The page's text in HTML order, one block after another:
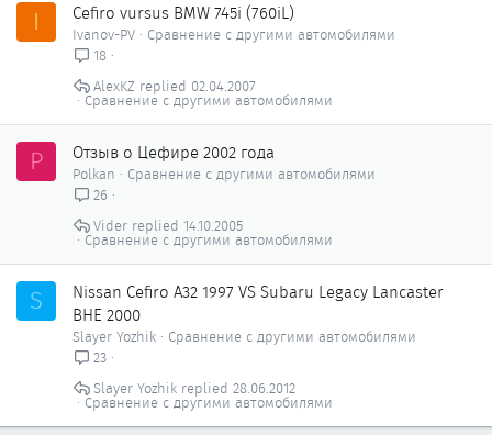
I Cefiro vursus BMW 745i (760iL)
Ivanov-PV
Сравнение с другими автомобилями
18
Сравнение с другими автомобилями
02.04.2007
AlexKZ
P Отзыв о Цефире 2002 года
Polkan
Сравнение с другими автомобилями
26
Сравнение с другими автомобилями
14.10.2005
Vider
S
Nissan Сefiro A32 1997 VS Subaru Legacy Lancaster
BHE 2000
Slayer Yozhik
Сравнение с другими автомобилями
23
Сравнение с другими автомобилями
28.06.2012
Slayer Yozhik